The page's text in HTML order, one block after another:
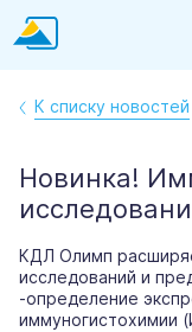
К списку новостей
Новинка!
КДЛ Олимп
исследований и
-определение
иммуногистохимии